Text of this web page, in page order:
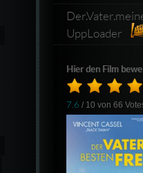
UppLoader
Hier den Film
7.6 / 10 von66